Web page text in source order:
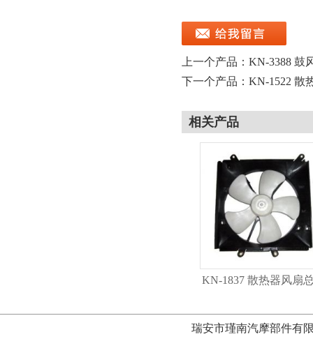
上一个产品： KN-3388 鼓
下一个产品： KN-1522 散
相关产品
KN-1837 散热器风扇
瑞安市瑾南汽摩部件有